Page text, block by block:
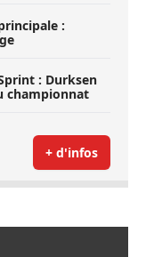
:
: Durksen
championnat
+ d'infos